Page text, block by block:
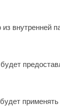
внутренней
применять